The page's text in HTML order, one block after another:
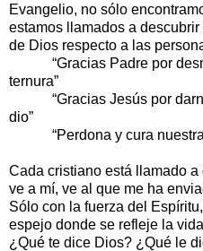
Evangelio, no sólo
estamos llamados a
de Dios respecto a las
“Gracias Padre por
ternura”
“Gracias Jesús por
dio”
“Perdona y cura nuestra
Cada cristiano está llamado a
ve a mí, ve al que me ha
Sólo con la fuerza del
espejo donde se refleje la
¿Qué te dice Dios? ¿Qué le